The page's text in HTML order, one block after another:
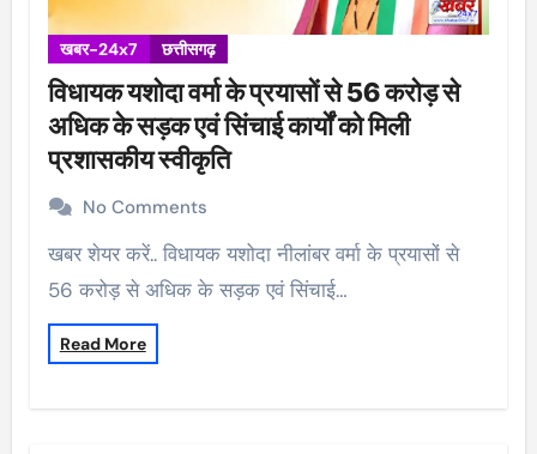
खबर-24x7 छत्तीसगढ़
विधायक यशोदा वर्मा के प्रयासों से 56 करोड़ से
अधिक के सड़क एवं सिंचाई कार्यों को मिली
प्रशासकीय स्वीकृति
No Comments
खबर शेयर करें.. विधायक यशोदा नीलांबर वर्मा के प्रयासों से
56 करोड़ से अधिक के सड़क एवं सिंचाई…
Read More